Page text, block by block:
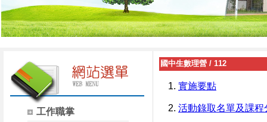
工作職掌
國中生數理營 / 112
1. 實施要點
2. 活動錄取名單及課程